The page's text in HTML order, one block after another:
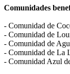
Comunidades
- Comunidad de
- Comunidad de
- Comunidad de
- Comunidad de La
- Comunidad Azul